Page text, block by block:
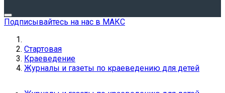
Подписывайтесь на нас в МАКС
Стартовая
Краеведение
Журналы и газеты по краеведению для детей